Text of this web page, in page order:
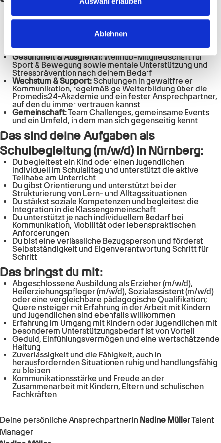
soziale Medien, Werbung und Analysen weiter. Unsere
Partner führen diese Informationen möglicherweise mit
weiteren Daten zusammen, die Sie ihnen bereitgestellt
haben oder die sie im Rahmen Ihrer Nutzung der Dienste
gesammelt haben.
Ablehnen
plus Urlaubs- & Weihnachtsgeld, und bis zu 50 €
Deutschlandticket oder
deine Überstunden und frei an deinem Geburtstag
Gesundheit & Ausgleich:Wellhub-Mitgliedschaft für
Sport & Bewegung sowie mentale Unterstützung und
Stressprävention nach deinem Bedarf
Wachstum & Support:Schulungen in gewaltfreier
Kommunikation, regelmäßige Weiterbildung über die
Promedis24-Akademie und ein fester Ansprechpartner,
auf den du immer vertrauen kannst
Gemeinschaft:Team Challenges, gemeinsame Events
und ein Umfeld, in dem man sich gegenseitig kennt
Das sind deine Aufgaben als
Schulbegleitung (m/w/d)in Nürnberg:
Du begleitest ein Kind oder einen Jugendlichen
individuell im Schulalltag und unterstützt die aktive
Teilhabe am Unterricht
Du gibst Orientierung und unterstützt bei der
Strukturierung von Lern- und Alltagssituationen
Du stärkst soziale Kompetenzen und begleitest die
Integration in die Klassengemeinschaft
Du unterstützt je nach individuellem Bedarf bei
Kommunikation, Mobilität oder lebenspraktischen
Anforderungen
Du bist eine verlässliche Bezugsperson und förderst
Selbstständigkeit und Eigenverantwortung Schritt für
Schritt
Das bringst du mit:
Abgeschlossene Ausbildung als Erzieher (m/w/d),
Heilerziehungspfleger (m/w/d), Sozialassistent (m/w/d)
oder eine vergleichbare pädagogische Qualifikation;
Quereinsteiger mit Erfahrung in der Arbeit mit Kindern
und Jugendlichen sind ebenfalls willkommen
Erfahrung im Umgang mit Kindern oder Jugendlichen mit
besonderem Unterstützungsbedarf ist von Vorteil
Geduld, Einfühlungsvermögen und eine wertschätzende
Haltung
Zuverlässigkeit und die Fähigkeit, auch in
herausfordernden Situationen ruhig und handlungsfähig
zu bleiben
Kommunikationsstärke und Freude an der
Zusammenarbeit mit Kindern, Eltern und schulischen
Fachkräften
Deine persönliche Ansprechpartnerin Nadine MüllerTalent
Manager